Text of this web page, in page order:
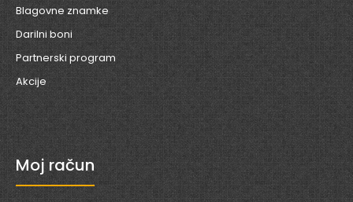
Blagovne znamke
Darilni boni
Partnerski program
Akcije
Moj račun